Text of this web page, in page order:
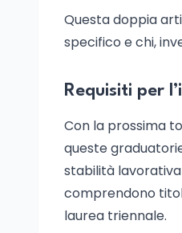
Questa doppia
specifico e chi,
Requisiti per
Con la prossima
queste
stabilità
comprendono
laurea triennale.